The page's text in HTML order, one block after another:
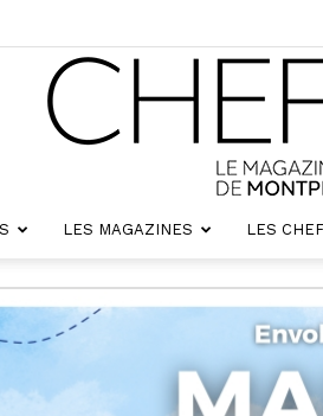
LES MAGAZINES LES